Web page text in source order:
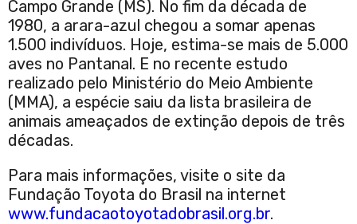
Campo Grande (MS). No fim da década de
1980, a arara-azul chegou a somar apenas
1.500 indivíduos. Hoje, estima-se mais de 5.000
aves no Pantanal. E no recente estudo
realizado pelo Ministério do Meio Ambiente
(MMA), a espécie saiu da lista brasileira de
animais ameaçados de extinção depois de três
décadas.
Para mais informações, visite o site da
Fundação Toyota do Brasil na internet
www.fundacaotoyotadobrasil.org.br.